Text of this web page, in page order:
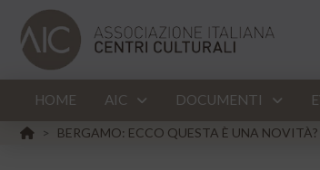
HOME AIC DOCUMENTI
HOME
> BERGAMO: ECCO QUESTA È UNA NOVITÀ?